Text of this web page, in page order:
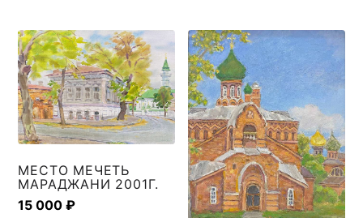
МЕСТО МЕЧЕТЬ
МАРАДЖАНИ 2001Г.
15 000₽